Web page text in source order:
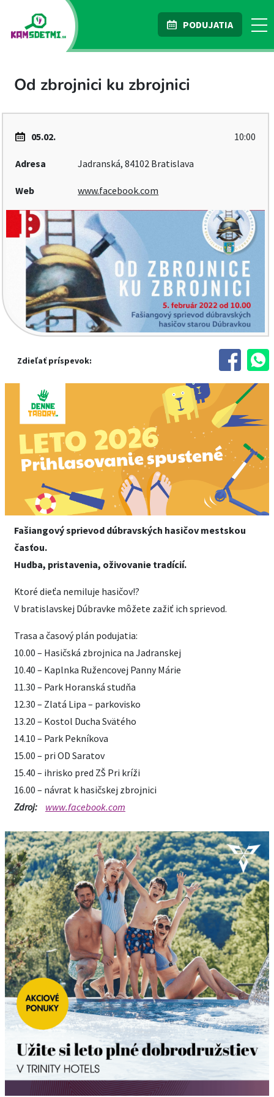
PODUJATIA
Od zbrojnici ku zbrojnici
05.02. 10:00
Adresa Jadranská, 84102 Bratislava
Web www.facebook.com
Zdieľať príspevok:
Fašiangový sprievod dúbravských hasičov mestskou
časťou.
Hudba, pristavenia, oživovanie tradícií.
Ktoré dieťa nemiluje hasičov!?
V bratislavskej Dúbravke môžete zažiť ich sprievod.
Trasa a časový plán podujatia:
10.00 – Hasičská zbrojnica na Jadranskej
10.40 – Kaplnka Ružencovej Panny Márie
11.30 – Park Horanská studňa
12.30 – Zlatá Lipa – parkovisko
13.20 – Kostol Ducha Svätého
14.10 – Park Pekníkova
15.00 – pri OD Saratov
15.40 – ihrisko pred ZŠ Pri kríži
16.00 – návrat k hasičskej zbrojnici
Zdroj:
www.facebook.com